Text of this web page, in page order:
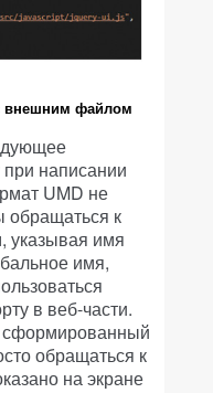
внешним файлом
при написании
UMD не
обращаться к
указывая имя
имя,
в веб-части.
обращаться к
на экране